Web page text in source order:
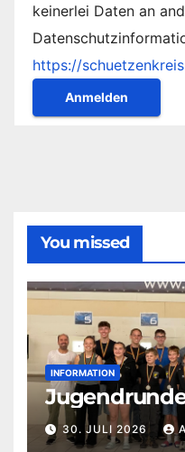
keinerlei Daten an
https://
You missed
INFORMATION
30. JULI 2026